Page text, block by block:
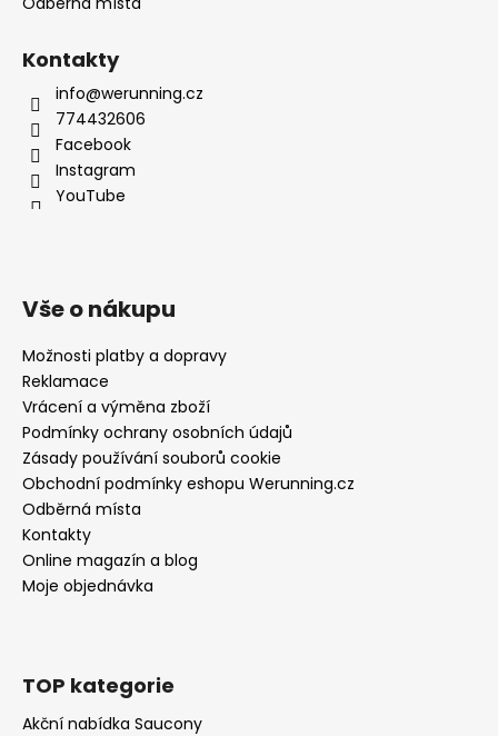
Kontakty
info@werunning.cz
774432606
Facebook
Instagram
YouTube
Vše o nákupu
Možnosti platby a dopravy
Reklamace
Vrácení a výměna zboží
Podmínky ochrany osobních údajů
Zásady používání souborů cookie
Obchodní podmínky eshopu Werunning.cz
Odběrná místa
Kontakty
Online magazín a blog
Moje objednávka
TOP kategorie
Akční nabídka Saucony